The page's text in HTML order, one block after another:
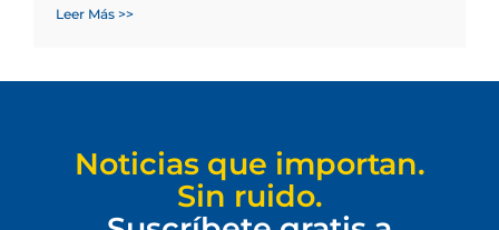
Leer Más >>
Noticias que importan.
Sin ruido.